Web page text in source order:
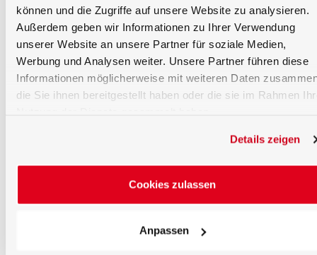
können und die Zugriffe auf unsere Website zu analysieren.
Außerdem geben wir Informationen zu Ihrer Verwendung
unserer Website an unsere Partner für soziale Medien,
Werbung und Analysen weiter. Unsere Partner führen diese
Informationen möglicherweise mit weiteren Daten
die Sie ihnen bereitgestellt haben oder die sie im Rahmen
Details zeigen
Cookies zulassen
Anpassen
Ulbrichtkugel verschiedener Durchmesser,
damit die größtmögliche Einheitlichkeit der
diffusen Leuchtdichte an der Ausgangsöffnung,
erzielt werden kann. Die Kugel kann mit einer